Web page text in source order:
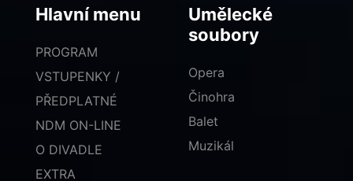
Hlavní menu
PROGRAM
VSTUPENKY /
PŘEDPLATNÉ
NDM ON-LINE
O DIVADLE
EXTRA
Umělecké
soubory
Opera
Činohra
Balet
Muzikál